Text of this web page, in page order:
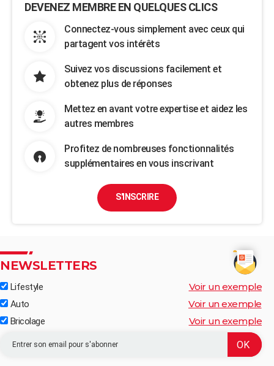
DEVENEZ MEMBRE EN QUELQUES CLICS
Connectez-vous simplement avec ceux qui
partagent vos intérêts
Suivez vos discussions facilement et
obtenez plus de réponses
Mettez en avant votre expertise et aidez les
autres membres
Profitez de nombreuses fonctionnalités
supplémentaires en vous inscrivant
S'INSCRIRE
NEWSLETTERS
Lifestyle Voir un exemple
Auto Voir un exemple
Bricolage Voir un exemple